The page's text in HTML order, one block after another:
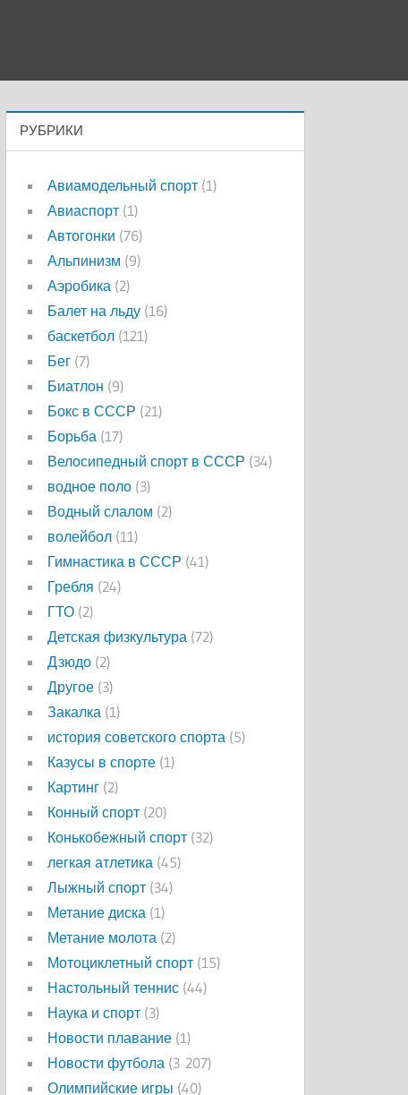
РУБРИКИ
Авиамодельный спорт (1)
Авиаспорт (1)
Автогонки (76)
Альпинизм (9)
Аэробика (2)
Балет на льду (16)
баскетбол (121)
Бег (7)
Биатлон (9)
Бокс в СССР (21)
Борьба (17)
Велосипедный спорт в СССР (34)
водное поло (3)
Водный слалом (2)
волейбол (11)
Гимнастика в СССР (41)
Гребля (24)
ГТО (2)
Детская физкультура (72)
Дзюдо (2)
Другое (3)
Закалка (1)
история советского спорта (5)
Казусы в спорте (1)
Картинг (2)
Конный спорт (20)
Конькобежный спорт (32)
легкая атлетика (45)
Лыжный спорт (34)
Метание диска (1)
Метание молота (2)
Мотоциклетный спорт (15)
Настольный теннис (44)
Наука и спорт (3)
Новости плавание (1)
Новости футбола (3 207)
Олимпийские игры (40)